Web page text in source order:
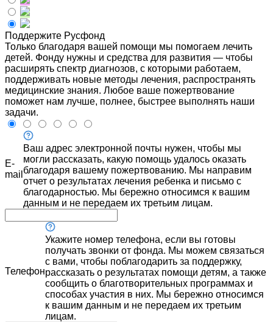
Поддержите Русфонд
Только благодаря вашей помощи мы помогаем лечить
детей. Фонду нужны и средства для развития — чтобы
расширять спектр диагнозов, с которыми работаем,
поддерживать новые методы лечения, распространять
медицинские знания. Любое ваше пожертвование
поможет нам лучше, полнее, быстрее выполнять наши
задачи.
E-
mail
Ваш адрес электронной почты нужен, чтобы мы
могли рассказать, какую помощь удалось оказать
благодаря вашему пожертвованию. Мы направим
отчет о результатах лечения ребенка и письмо с
благодарностью. Мы бережно относимся к вашим
данным и не передаем их третьим лицам.
Телефон
Укажите номер телефона, если вы готовы
получать звонки от фонда. Мы можем связаться
с вами, чтобы поблагодарить за поддержку,
рассказать о результатах помощи детям, а также
сообщить о благотворительных программах и
способах участия в них. Мы бережно относимся
к вашим данным и не передаем их третьим
лицам.